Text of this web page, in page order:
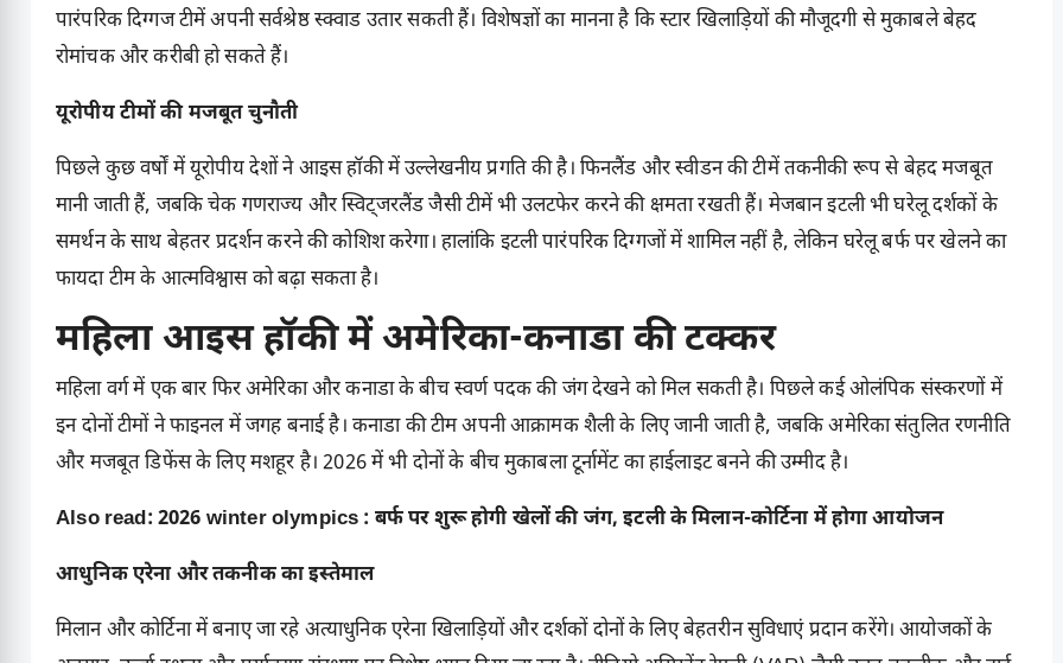
पारंपरिक दिग्गज टीमें अपनी सर्वश्रेष्ठ स्क्वाड उतार सकती हैं। विशेषज्ञों का मानना है कि स्टार खिलाड़ियों की मौजूदगी से मुकाबले बेहद
रोमांचक और करीबी हो सकते हैं।
यूरोपीय टीमों की मजबूत चुनौती
पिछले कुछ वर्षों में यूरोपीय देशों ने आइस हॉकी में उल्लेखनीय प्रगति की है। फिनलैंड और स्वीडन की टीमें तकनीकी रूप से बेहद मजबूत
मानी जाती हैं, जबकि चेक गणराज्य और स्विट्जरलैंड जैसी टीमें भी उलटफेर करने की क्षमता रखती हैं। मेजबान इटली भी घरेलू दर्शकों के
समर्थन के साथ बेहतर प्रदर्शन करने की कोशिश करेगा। हालांकि इटली पारंपरिक दिग्गजों में शामिल नहीं है, लेकिन घरेलू बर्फ पर खेलने का
फायदा टीम के आत्मविश्वास को बढ़ा सकता है।
महिला आइस हॉकी में अमेरिका-कनाडा की टक्कर
महिला वर्ग में एक बार फिर अमेरिका और कनाडा के बीच स्वर्ण पदक की जंग देखने को मिल सकती है। पिछले कई ओलंपिक संस्करणों में
इन दोनों टीमों ने फाइनल में जगह बनाई है। कनाडा की टीम अपनी आक्रामक शैली के लिए जानी जाती है, जबकि अमेरिका संतुलित रणनीति
और मजबूत डिफेंस के लिए मशहूर है। 2026 में भी दोनों के बीच मुकाबला टूर्नामेंट का हाईलाइट बनने की उम्मीद है।
Also read: 2026 winter olympics : बर्फ पर शुरू होगी खेलों की जंग, इटली के मिलान-कोर्टिना में होगा आयोजन
आधुनिक एरेना और तकनीक का इस्तेमाल
मिलान और कोर्टिना में बनाए जा रहे अत्याधुनिक एरेना खिलाड़ियों और दर्शकों दोनों के लिए बेहतरीन सुविधाएं प्रदान करेंगे। आयोजकों के